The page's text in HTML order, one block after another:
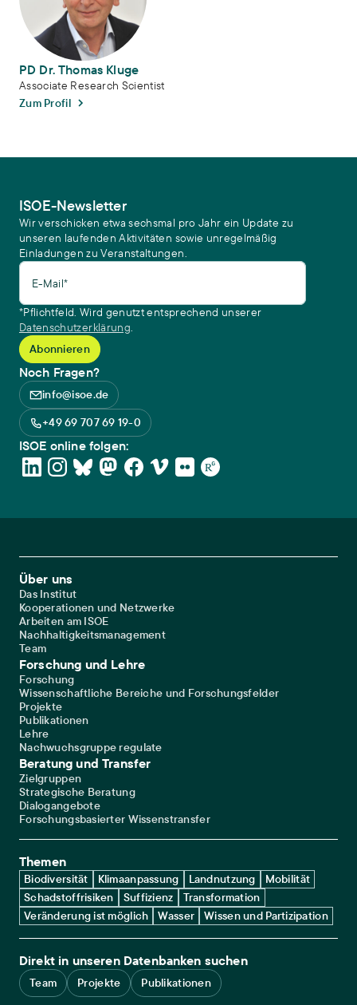
PD Dr. Thomas Kluge
Associate Research Scientist
Zum Profil
ISOE-Newsletter
Wir verschicken etwa sechsmal pro Jahr ein Update zu
unseren laufenden Aktivitäten sowie unregelmäßig
Einladungen zu Veranstaltungen.
E-Mail*
*Pflichtfeld. Wird genutzt entsprechend unserer
Datenschutzerklärung.
Noch Fragen?
info@isoe.de
+49 69 707 69 19-0
ISOE online folgen:
Footer Main Navigation
Über uns
Das Institut
Kooperationen und Netzwerke
Arbeiten am ISOE
Nachhaltigkeitsmanagement
Team
Forschung und Lehre
Forschung
Wissenschaftliche Bereiche und Forschungsfelder
Projekte
Publikationen
Lehre
Nachwuchsgruppe regulate
Beratung und Transfer
Zielgruppen
Strategische Beratung
Dialogangebote
Forschungsbasierter Wissenstransfer
Themen
Biodiversität Klimaanpassung Landnutzung
Mobilität
Schadstoffrisiken
Suffizienz
Transformation
Veränderung ist möglich
Wasser Wissen und Partizipation
Direkt in unseren Datenbanken suchen
Team Projekte Publikationen